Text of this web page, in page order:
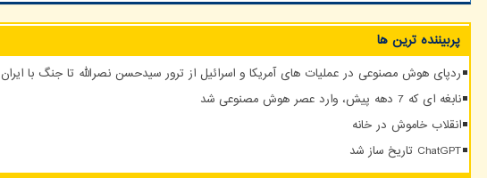
پربیننده ترین ها
ردپای هوش مصنوعی در عملیات های آمریکا و اسرائیل از ترور سیدحسن نصرالله تا جنگ با ایران
نابغه ای که 7 دهه پیش، وارد عصر هوش مصنوعی شد
انقلاب خاموش در خانه
ChatGPT تاریخ ساز شد